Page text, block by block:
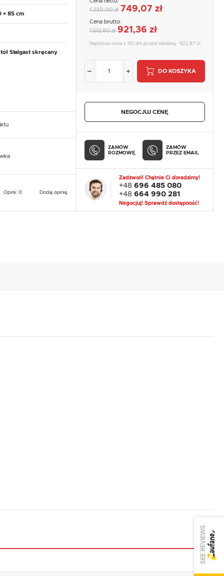
× 85 cm
Stalgast skręcany
Opinii: 0 Dodaj opinię
1 230,00 zł 749,07 zł
Cena brutto:
1 512,90 zł 921,36 zł
Najniższa cena z 30 dni przed obniżką:922,87 zł
DO KOSZYKA
NEGOCJUJ CENĘ
ZAMÓW
ROZMOWĘ
ZAMÓW
PRZEZ EMAIL
Zadzwoń! Chętnie Ci doradzimy!
+48 696 485 080
+48 664 990 281
Negocjuj! Sprawdź dostępność!
SEE REVIEWS